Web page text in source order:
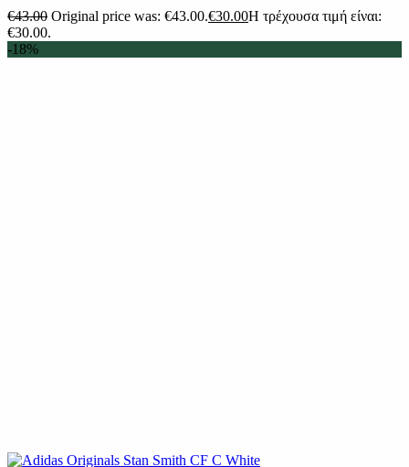
€43.00 Original price was: €43.00.€30.00Η τρέχουσα τιμή είναι:
€30.00.
-18%